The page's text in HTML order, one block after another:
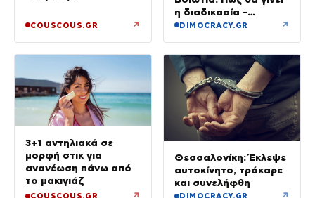
κάμερα
COUSCOUS.GR ↗
η διαδικασία –
Ξεκινούν τη Δευτέρα
DIMOCRACY.GR ↗
3+1 αντηλιακά σε
μορφή στικ για
ανανέωση πάνω από
το μακιγιάζ
COUSCOUS.GR ↗
Θεσσαλονίκη: Έκλεψε
αυτοκίνητο, τράκαρε
και συνελήφθη
DIMOCRACY.GR ↗